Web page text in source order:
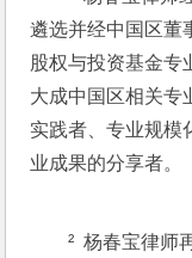
遴选并经中国区董
股权与投资基金专
大成中国区相关专
实践者、专业规模
业成果的分享者。
²  杨春宝律